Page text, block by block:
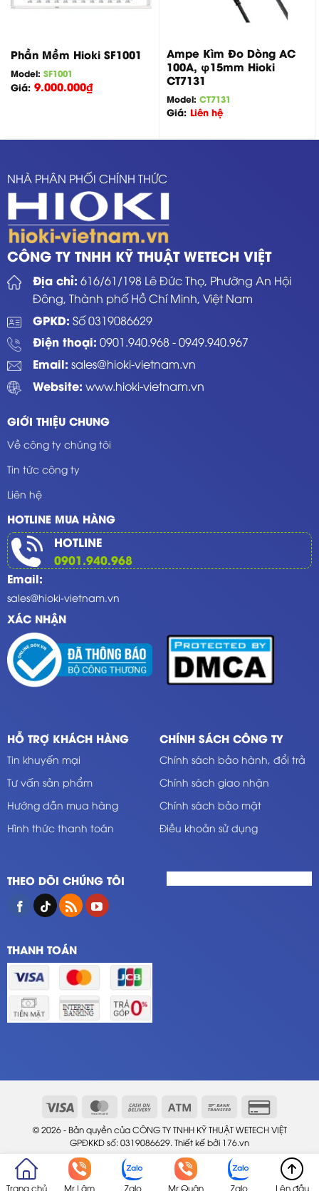
Phần Mềm Hioki SF1001
Model: SF1001
Giá: 9.000.000₫
Ampe Kìm Đo Dòng AC
100A, φ15mm Hioki
CT7131
Model: CT7131
Giá: Liên hệ
NHÀ PHÂN PHỐI CHÍNH THỨC
CÔNG TY TNHH KỸ THUẬT WETECH VIỆT
Địa chỉ: 616/61/198 Lê Đức Thọ, Phường An Hội
Đông, Thành phố Hồ Chí Minh, Việt Nam
GPKD: Số 0319086629
Điện thoại: 0901.940.968-0949.940.967
Email: sales@hioki-vietnam.vn
Website: www.hioki-vietnam.vn
GIỚI THIỆU CHUNG
Về công ty chúng tôi
Tin tức công ty
Liên hệ
HOTLINE MUA HÀNG
HOTLINE
0901.940.968
Email:
sales@hioki-vietnam.vn
XÁC NHẬN
HỖ TRỢ KHÁCH HÀNG
Tin khuyến mại
Tư vấn sản phẩm
Hướng dẫn mua hàng
Hình thức thanh toán
CHÍNH SÁCH CÔNG TY
Chính sách bảo hành, đổi trả
Chính sách giao nhận
Chính sách bảo mật
Điều khoản sử dụng
THEO DÕI CHÚNG TÔI
THANH TOÁN
© 2026 - Bản quyền của CÔNG TY TNHH KỸ THUẬT WETECH VIỆT
GPĐKKD số: 0319086629. Thiết kế bởi 176.vn
Trang chủ Mr Lâm Zalo Mr Quân Zalo Lên đầu